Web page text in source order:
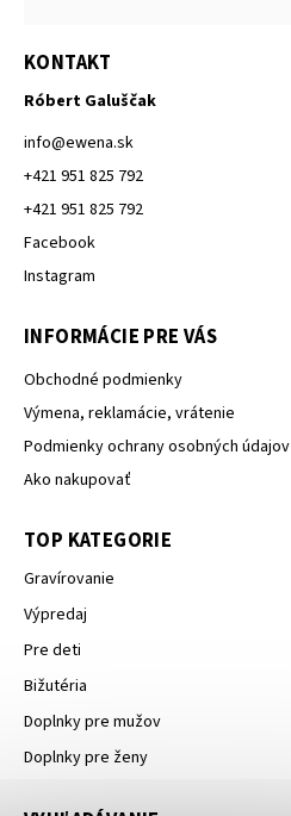
KONTAKT
Róbert Galuščak
info@ewena.sk
+421 951 825 792
+421 951 825 792
Facebook
Instagram
INFORMÁCIE PRE VÁS
Obchodné podmienky
Výmena, reklamácie, vrátenie
Podmienky ochrany osobných údajov
Ako nakupovať
TOP KATEGORIE
Gravírovanie
Výpredaj
Pre deti
Bižutéria
Doplnky pre mužov
Doplnky pre ženy